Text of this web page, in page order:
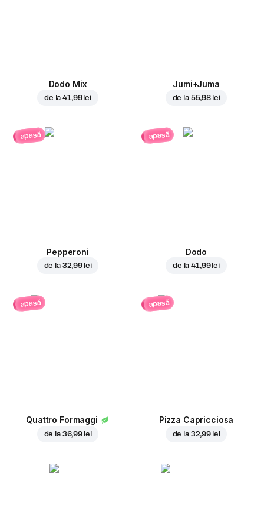
Dodo Mix
de la41,99 lei
Jumi+Juma
de la 55,98 lei
apasă
Pepperoni
de la 32,99 lei
apasă
Dodo
de la41,99 lei
apasă
Quattro Formaggi
de la 36,99 lei
apasă
Pizza Capricciosa
de la 32,99 lei